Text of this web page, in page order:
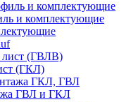
и комплектующие
лист (ГВЛВ)
(ГКЛ)
ГКЛ, ГВЛ
ГВЛ и ГКЛ